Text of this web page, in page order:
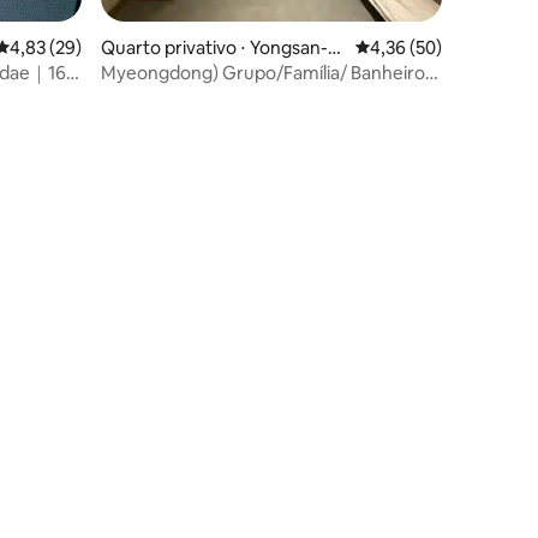
de uma avaliação média de 5, 29 avaliações
4,83 (29)
｜16
Quarto privativo ⋅ Yongsan-g
u
4,36 de uma
4,36 (50)
Myeongdong) Grupo/Família/ Banheiro